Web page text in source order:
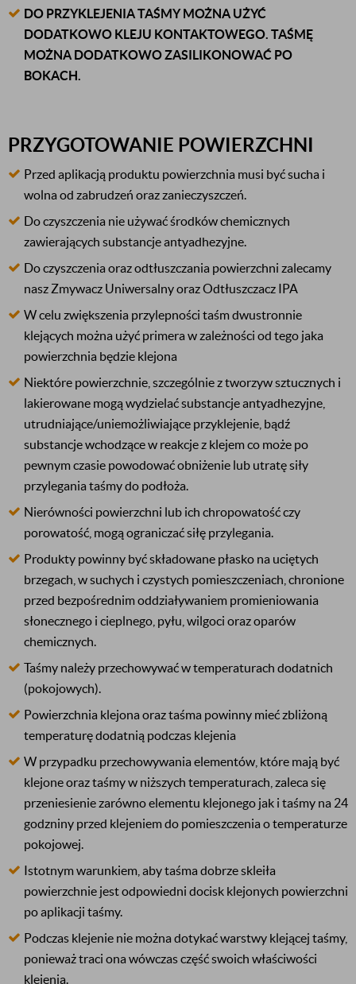
DO PRZYKLEJENIA TAŚMY MOŻNA UŻYĆ
DODATKOWO KLEJU KONTAKTOWEGO. TAŚMĘ
MOŻNA DODATKOWO ZASILIKONOWAĆ PO
BOKACH.
PRZYGOTOWANIE POWIERZCHNI
Przed aplikacją produktu powierzchnia musi być sucha i
wolna od zabrudzeń oraz zanieczyszczeń.
Do czyszczenia nie używać środków chemicznych
zawierających substancje antyadhezyjne.
Do czyszczenia oraz odtłuszczania powierzchni zalecamy
nasz Zmywacz Uniwersalny oraz Odtłuszczacz IPA
W celu zwiększenia przylepności taśm dwustronnie
klejących można użyć primera w zależności od tego jaka
powierzchnia będzie klejona
Niektóre powierzchnie, szczególnie z tworzyw sztucznych i
lakierowane mogą wydzielać substancje antyadhezyjne,
utrudniające/uniemożliwiające przyklejenie, bądź
substancje wchodzące w reakcje z klejem co może po
pewnym czasie powodować obniżenie lub utratę siły
przylegania taśmy do podłoża.
Nierówności powierzchni lub ich chropowatość czy
porowatość, mogą ograniczać siłę przylegania.
Produkty powinny być składowane płasko na uciętych
brzegach, w suchych i czystych pomieszczeniach, chronione
przed bezpośrednim oddziaływaniem promieniowania
słonecznego i cieplnego, pyłu, wilgoci oraz oparów
chemicznych.
Taśmy należy przechowywać w temperaturach dodatnich
(pokojowych).
Powierzchnia klejona oraz taśma powinny mieć zbliżoną
temperaturę dodatnią podczas klejenia
W przypadku przechowywania elementów, które mają być
klejone oraz taśmy w niższych temperaturach, zaleca się
przeniesienie zarówno elementu klejonego jak i taśmy na 24
godzniny przed klejeniem do pomieszczenia o temperaturze
pokojowej.
Istotnym warunkiem, aby taśma dobrze skleiła
powierzchnie jest odpowiedni docisk klejonych powierzchni
po aplikacji taśmy.
Podczas klejenie nie można dotykać warstwy klejącej taśmy,
ponieważ traci ona wówczas część swoich właściwości
klejenia.